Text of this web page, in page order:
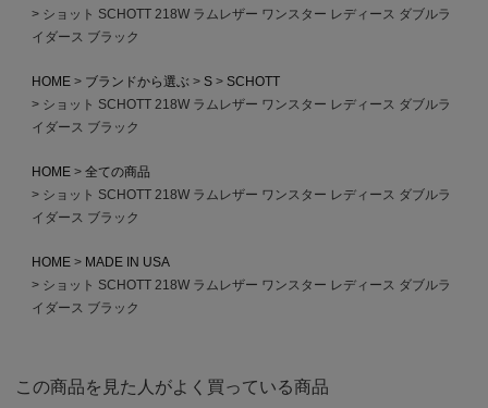
ショット SCHOTT 218W ラムレザー ワンスター レディース ダブルラ
イダース ブラック
HOME ブランドから選ぶ S
SCHOTT
ショット SCHOTT 218W ラムレザー ワンスター レディース ダブルラ
イダース ブラック
HOME
全ての商品
ショット SCHOTT 218W ラムレザー ワンスター レディース ダブルラ
イダース ブラック
HOME
MADE IN USA
ショット SCHOTT 218W ラムレザー ワンスター レディース ダブルラ
イダース ブラック
この商品を見た人がよく買っている商品